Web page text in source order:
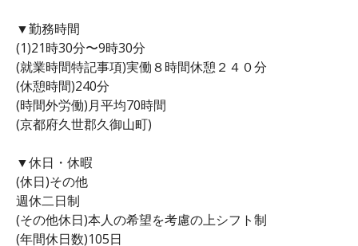
▼勤務時間
(1)21時30分〜9時30分
(就業時間特記事項)実働８時間休憩２４０分
(休憩時間)240分
(時間外労働)月平均70時間
(京都府久世郡久御山町)
▼休日・休暇
(休日)その他
週休二日制
(その他休日)本人の希望を考慮の上シフト制
(年間休日数)105日